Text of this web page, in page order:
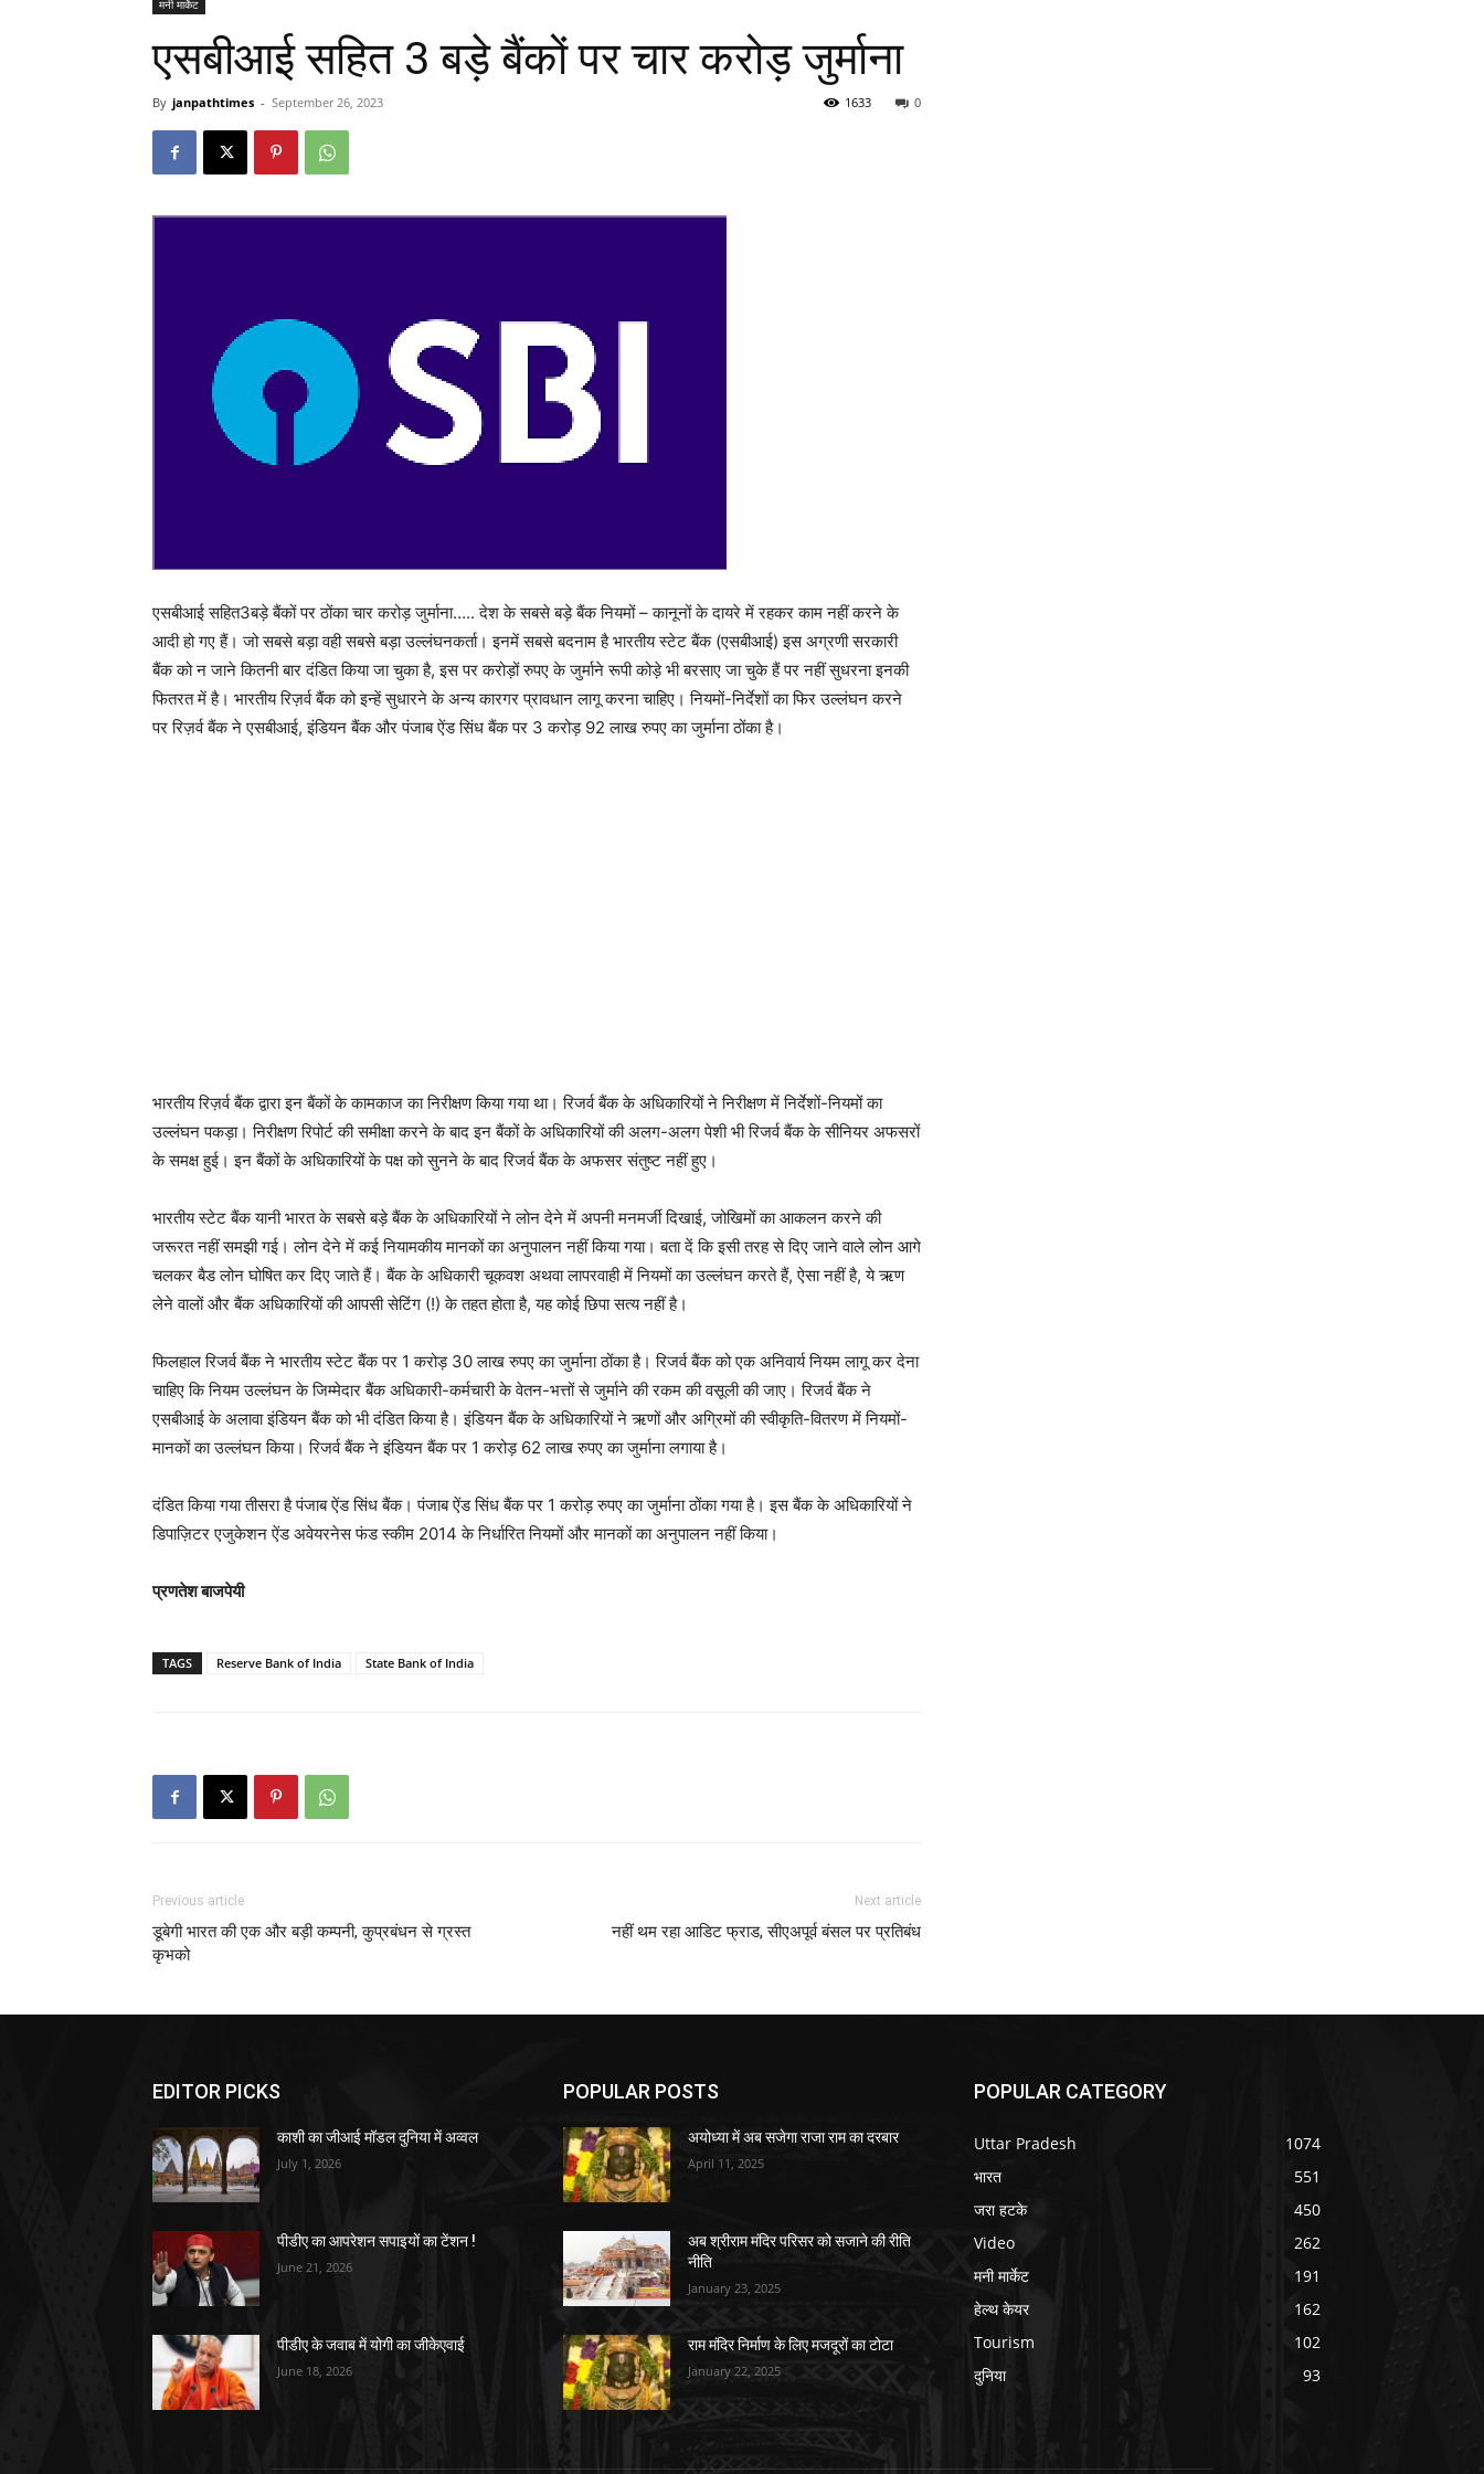
मनी मार्केट
एसबीआई सहित 3 बड़े बैंकों पर चार करोड़ जुर्माना
By janpathtimes - September 26, 2023 0
1633
एसबीआई सहित3बड़े बैंकों पर ठोंका चार करोड़ जुर्माना….. देश के सबसे बड़े बैंक नियमों – कानूनों के दायरे में रहकर काम नहीं करने के
आदी हो गए हैं। जो सबसे बड़ा वही सबसे बड़ा उल्लंघनकर्ता। इनमें सबसे बदनाम है भारतीय स्टेट बैंक (एसबीआई) इस अग्रणी सरकारी
बैंक को न जाने कितनी बार दंडित किया जा चुका है, इस पर करोड़ों रुपए के जुर्माने रूपी कोड़े भी बरसाए जा चुके हैं पर नहीं सुधरना इनकी
फितरत में है। भारतीय रिज़र्व बैंक को इन्हें सुधारने के अन्य कारगर प्रावधान लागू करना चाहिए। नियमों-निर्देशों का फिर उल्लंघन करने
पर रिज़र्व बैंक ने एसबीआई, इंडियन बैंक और पंजाब ऐंड सिंध बैंक पर 3 करोड़ 92 लाख रुपए का जुर्माना ठोंका है।
भारतीय रिज़र्व बैंक द्वारा इन बैंकों के कामकाज का निरीक्षण किया गया था। रिजर्व बैंक के अधिकारियों ने निरीक्षण में निर्देशों-नियमों का
उल्लंघन पकड़ा। निरीक्षण रिपोर्ट की समीक्षा करने के बाद इन बैंकों के अधिकारियों की अलग-अलग पेशी भी रिजर्व बैंक के सीनियर अफसरों
के समक्ष हुई। इन बैंकों के अधिकारियों के पक्ष को सुनने के बाद रिजर्व बैंक के अफसर संतुष्ट नहीं हुए।
भारतीय स्टेट बैंक यानी भारत के सबसे बड़े बैंक के अधिकारियों ने लोन देने में अपनी मनमर्जी दिखाई, जोखिमों का आकलन करने की
जरूरत नहीं समझी गई। लोन देने में कई नियामकीय मानकों का अनुपालन नहीं किया गया। बता दें कि इसी तरह से दिए जाने वाले लोन आगे
चलकर बैड लोन घोषित कर दिए जाते हैं। बैंक के अधिकारी चूकवश अथवा लापरवाही में नियमों का उल्लंघन करते हैं, ऐसा नहीं है, ये ऋण
लेने वालों और बैंक अधिकारियों की आपसी सेटिंग (!) के तहत होता है, यह कोई छिपा सत्य नहीं है।
फिलहाल रिजर्व बैंक ने भारतीय स्टेट बैंक पर 1 करोड़ 30 लाख रुपए का जुर्माना ठोंका है। रिजर्व बैंक को एक अनिवार्य नियम लागू कर देना
चाहिए कि नियम उल्लंघन के जिम्मेदार बैंक अधिकारी-कर्मचारी के वेतन-भत्तों से जुर्माने की रकम की वसूली की जाए। रिजर्व बैंक ने
एसबीआई के अलावा इंडियन बैंक को भी दंडित किया है। इंडियन बैंक के अधिकारियों ने ऋणों और अग्रिमों की स्वीकृति-वितरण में नियमों-
मानकों का उल्लंघन किया। रिजर्व बैंक ने इंडियन बैंक पर 1 करोड़ 62 लाख रुपए का जुर्माना लगाया है।
दंडित किया गया तीसरा है पंजाब ऐंड सिंध बैंक। पंजाब ऐंड सिंध बैंक पर 1 करोड़ रुपए का जुर्माना ठोंका गया है। इस बैंक के अधिकारियों ने
डिपाज़िटर एजुकेशन ऐंड अवेयरनेस फंड स्कीम 2014 के निर्धारित नियमों और मानकों का अनुपालन नहीं किया।
प्रणतेश बाजपेयी
TAGS Reserve Bank of India State Bank of India
Previous article
डूबेगी भारत की एक और बड़ी कम्पनी, कुप्रबंधन से ग्रस्त
कृभको
Next article
नहीं थम रहा आडिट फ्राड, सीएअपूर्व बंसल पर प्रतिबंध
EDITOR PICKS
काशी का जीआई मॉडल दुनिया में अव्वल
July 1, 2026
पीडीए का आपरेशन सपाइयों का टेंशन !
June 21, 2026
पीडीए के जवाब में योगी का जीकेएवाई
June 18, 2026
POPULAR POSTS
अयोध्या में अब सजेगा राजा राम का दरबार
April 11, 2025
अब श्रीराम मंदिर परिसर को सजाने की रीति
नीति
January 23, 2025
राम मंदिर निर्माण के लिए मजदूरों का टोटा
January 22, 2025
POPULAR CATEGORY
Uttar Pradesh
1074
भारत
551
जरा हटके
450
Video
262
मनी मार्केट
191
हेल्थ केयर
162
Tourism
102
दुनिया
93